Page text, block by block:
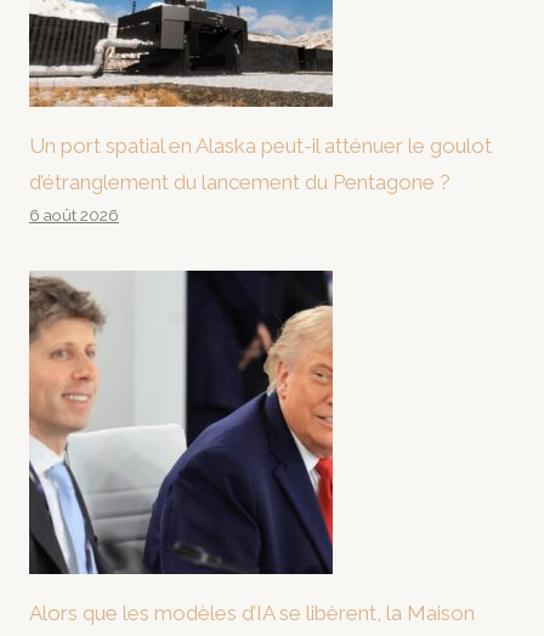
Un port spatial en Alaska peut-il atténuer le goulot
d’étranglement du lancement du Pentagone ?
6 août 2026
Alors que les modèles d’IA se libèrent, la Maison